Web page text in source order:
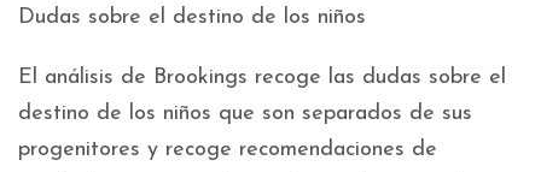
Dudas sobre el destino de los niños
El análisis de Brookings recoge las dudas sobre el
destino de los niños que son separados de sus
progenitores y recoge recomendaciones de